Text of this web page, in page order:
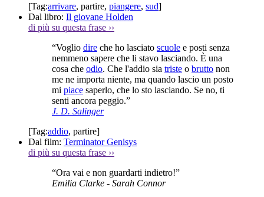
[Tag:arrivare, partire, piangere, sud]
Dal libro: Il giovane Holden
di più su questa frase ››
“Voglio dire che ho lasciato scuole e posti senza
nemmeno sapere che li stavo lasciando. È una
cosa che odio. Che l'addio sia triste o brutto non
me ne importa niente, ma quando lascio un posto
mi piace saperlo, che lo sto lasciando. Se no, ti
senti ancora peggio.”
J. D. Salinger
[Tag:addio, partire]
Dal film: Terminator Genisys
di più su questa frase ››
“Ora vai e non guardarti indietro!”
Emilia Clarke - Sarah Connor